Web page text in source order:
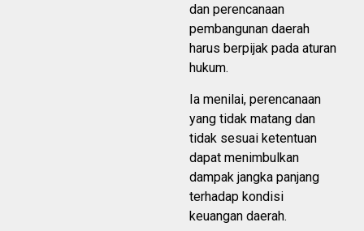
dan perencanaan
pembangunan daerah
harus berpijak pada aturan
hukum.
Ia menilai, perencanaan
yang tidak matang dan
tidak sesuai ketentuan
dapat menimbulkan
dampak jangka panjang
terhadap kondisi
keuangan daerah.